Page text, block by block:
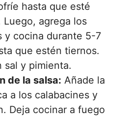
hasta que esté
Luego, agrega los
y cocina durante 5-7
que estén tiernos.
sal y pimienta.
de la salsa: Añade la
a los calabacines y
Deja cocinar a fuego